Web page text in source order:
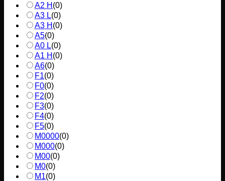
A2 H (0)
A3 L(0)
A3 H (0)
A5(0)
A0 L(0)
A1 H (0)
A6(0)
F1(0)
F0(0)
F2(0)
F3(0)
F4(0)
F5(0)
M0000(0)
M000(0)
M00(0)
M0(0)
M1(0)